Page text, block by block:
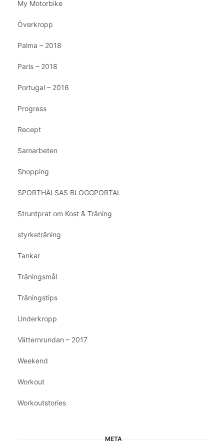
My Motorbike
Överkropp
Palma – 2018
Paris – 2018
Portugal – 2016
Progress
Recept
Samarbeten
Shopping
SPORTHÄLSAS BLOGGPORTAL
Struntprat om Kost & Träning
styrketräning
Tankar
Träningsmål
Träningstips
Underkropp
Vätternrundan – 2017
Weekend
Workout
Workoutstories
META